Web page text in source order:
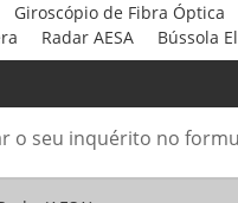
Giroscópio de Fibra Óptica
Radar AESA Bússola
o seu inquérito no